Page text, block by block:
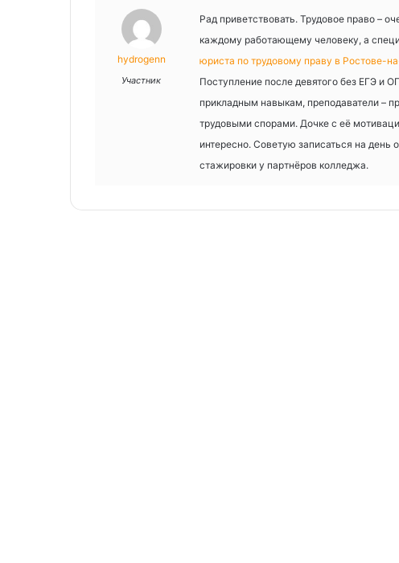
hydrogenn
Участник
Рад приветствовать. Трудовое право –
каждому работающему человеку, а
юриста по трудовому праву в Ростове-
Поступление после девятого без ЕГЭ и
прикладным навыкам, преподаватели –
трудовыми спорами. Дочке с её
интересно. Советую записаться на день
стажировки у партнёров колледжа.